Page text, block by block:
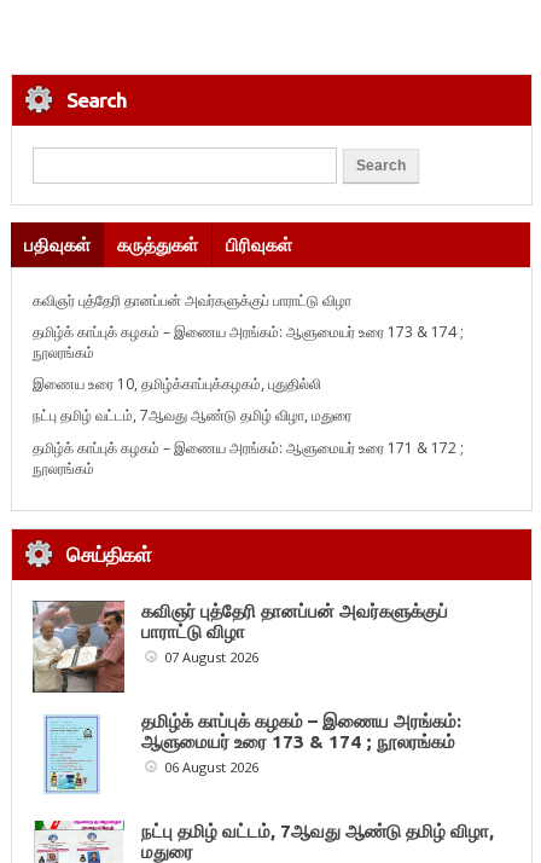
Search
பதிவுகள் கருத்துகள் பிரிவுகள்
கவிஞர் புத்தேரி தானப்பன் அவர்களுக்குப் பாராட்டு விழா
தமிழ்க் காப்புக் கழகம் – இணைய அரங்கம்: ஆளுமையர் உரை 173 & 174 ;
நூலரங்கம்
இணைய உரை 10, தமிழ்க்காப்புக்கழகம், புதுதில்லி
நட்பு தமிழ் வட்டம், 7ஆவது ஆண்டு தமிழ் விழா, மதுரை
தமிழ்க் காப்புக் கழகம் – இணைய அரங்கம்: ஆளுமையர் உரை 171 & 172 ;
நூலரங்கம்
செய்திகள்
கவிஞர் புத்தேரி தானப்பன் அவர்களுக்குப்
பாராட்டு விழா
07 August 2026
தமிழ்க் காப்புக் கழகம் – இணைய அரங்கம்:
ஆளுமையர் உரை 173 & 174 ; நூலரங்கம்
06 August 2026
நட்பு தமிழ் வட்டம், 7ஆவது ஆண்டு தமிழ் விழா,
மதுரை